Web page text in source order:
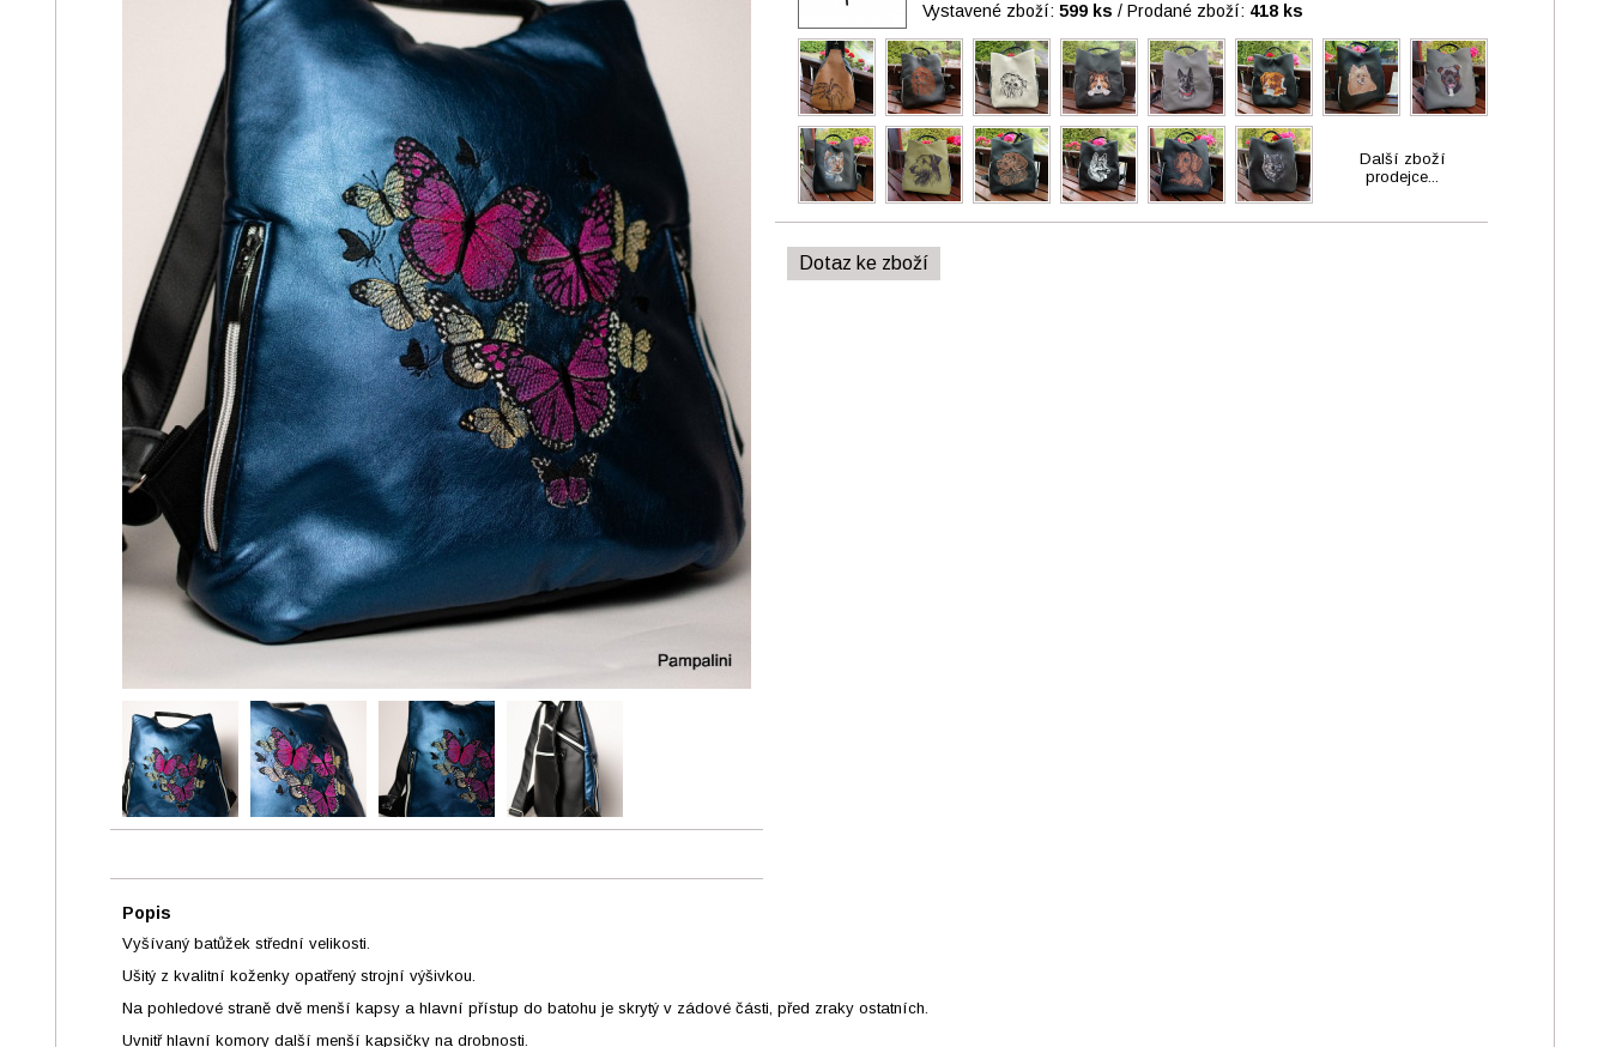
Vystavené zboží: 599 ks / Prodané zboží: 418 ks
Další zboží
prodejce...
Dotaz ke zboží
Popis
Vyšívaný batůžek střední velikosti.
Ušitý z kvalitní koženky opatřený strojní výšivkou.
Na pohledové straně dvě menší kapsy a hlavní přístup do batohu je skrytý v zádové části, před zraky ostatních.
Uvnitř hlavní komory další menší kapsičky na drobnosti.